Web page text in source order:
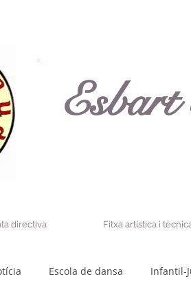
Esbart
directiva Fitxa artística i
Escola de dansa Infantil-